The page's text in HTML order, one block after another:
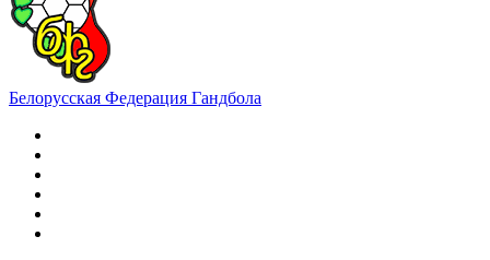
Белорусская Федерация Гандбола